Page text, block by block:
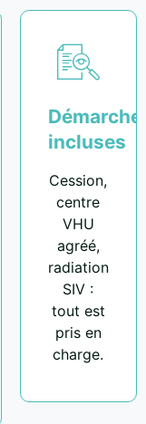
incluses
Cession,
centre
VHU
agréé,
radiation
SIV :
tout est
pris en
charge.